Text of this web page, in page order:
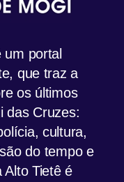
portal
que traz a
os últimos
das Cruzes:
cultura,
do tempo e
Alto Tietê é